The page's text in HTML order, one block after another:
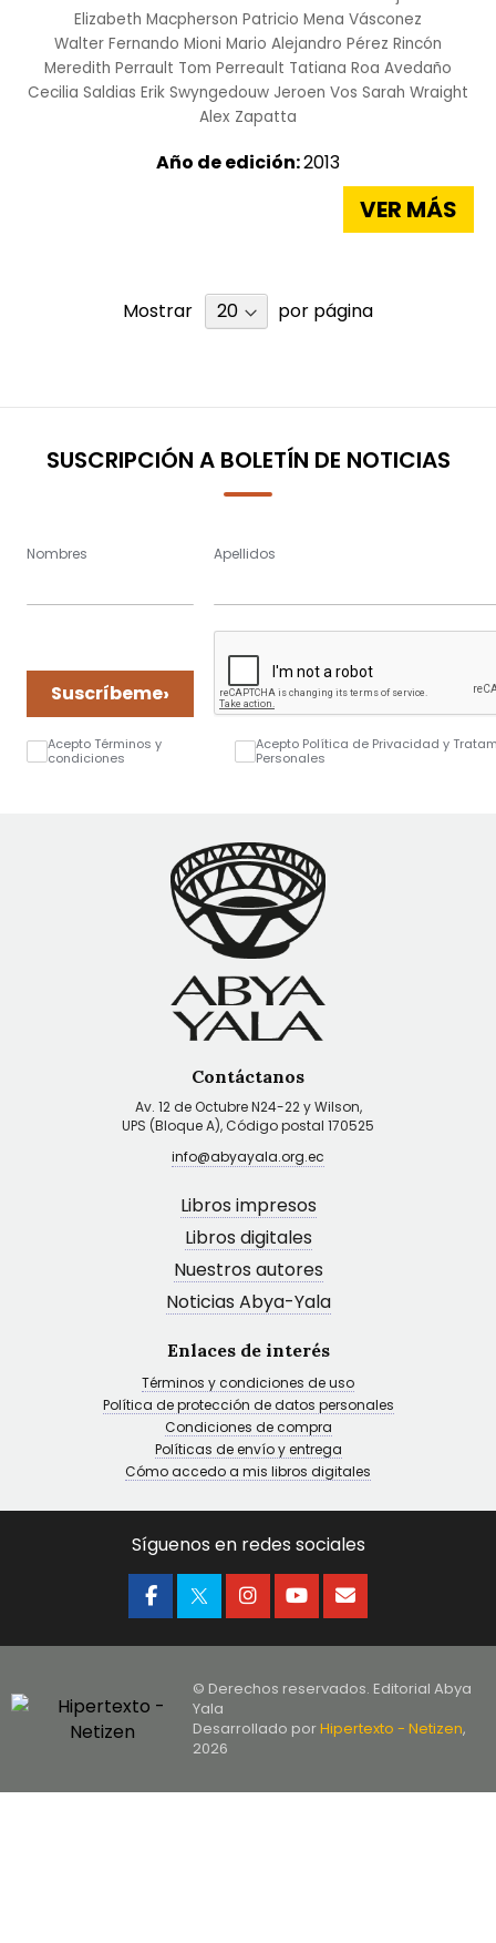
Elizabeth Macpherson Patricio Mena Vásconez
Walter Fernando Mioni Mario Alejandro Pérez Rincón
Meredith Perrault Tom Perreault Tatiana Roa Avedaño
Cecilia Saldias Erik Swyngedouw Jeroen Vos Sarah Wraight
Alex Zapatta
Año de edición:2013
VER MÁS
Mostrar por página
SUSCRIPCIÓN A BOLETÍN DE NOTICIAS
Nombres Apellidos
Suscríbeme›
Acepto Términos y
condiciones
Acepto Política de Privacidad y
Personales
Contáctanos
Av. 12 de Octubre N24-22 y Wilson,
UPS (Bloque A), Código postal 170525
info@abyayala.org.ec
Libros impresos
Libros digitales
Nuestros autores
Noticias Abya-Yala
Enlaces de interés
Términos y condiciones de uso
Política de protección de datos personales
Condiciones de compra
Políticas de envío y entrega
Cómo accedo a mis libros digitales
Síguenos en redes sociales
© Derechos reservados. Editorial Abya
Yala
Desarrollado porHipertexto - Netizen,
2026